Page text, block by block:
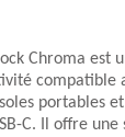
Chroma est
compatible
portables
C. Il offre